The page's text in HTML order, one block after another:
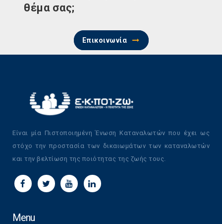
θέμα σας;
Επικοινωνία
Είναι μία Πιστοποιημένη Ένωση Καταναλωτών που έχει ως
στόχο την προστασία των δικαιωμάτων των καταναλωτών
και την βελτίωση της ποιότητας της ζωής τους.
Menu